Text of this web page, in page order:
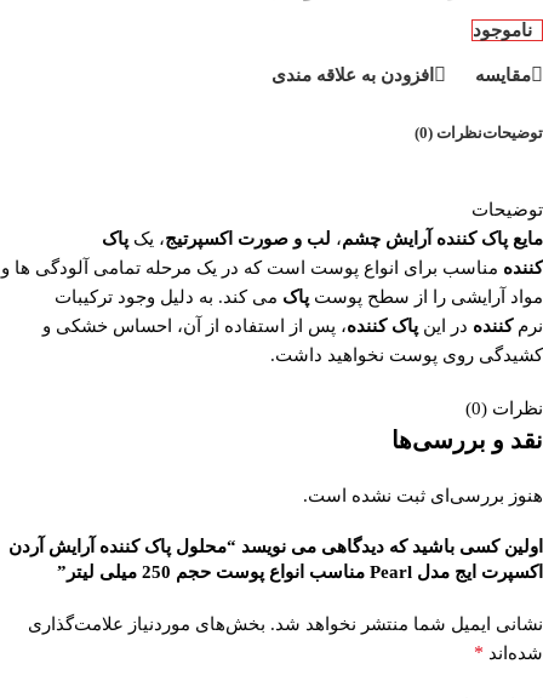
ناموجود
مقایسه افزودن به علاقه مندی
توضیحاتنظرات (0)
توضیحات
مایع پاک کننده آرایش چشم، لب و صورت اکسپرتیج، یک پاک
کننده مناسب برای انواع پوست است که در یک مرحله تمامی آلودگی ها و
مواد آرایشی را از سطح پوست پاک می کند. به دلیل وجود ترکیبات
نرمکننده در این پاک کننده، پس از استفاده از آن، احساس خشکی و
کشیدگی روی پوست نخواهید داشت.
نظرات (0)
نقد و بررسی‌ها
هنوز بررسی‌ای ثبت نشده است.
اولین کسی باشید که دیدگاهی می نویسد “محلول پاک کننده آرایش آردن
اکسپرت ایج مدل Pearl مناسب انواع پوست حجم 250 میلی لیتر”
نشانی ایمیل شما منتشر نخواهد شد. بخش‌های موردنیاز علامت‌گذاری
شده‌اند *